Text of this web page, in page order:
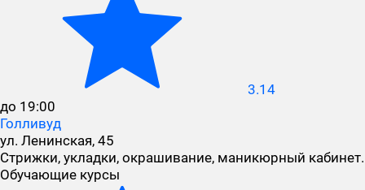
3.14
до 19:00
Голливуд
ул. Ленинская, 45
Стрижки, укладки, окрашивание, маникюрный кабинет.
Обучающие курсы